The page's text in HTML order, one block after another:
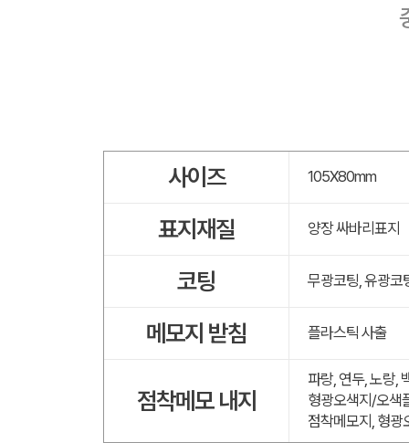
사이즈 105X80mm
표지재질 양장 싸바리표지
코팅 무광코팅, 유광코
메모지 받침 플라스틱 사출
점착메모 내지
파랑, 연두, 노랑,
형광오색지/오색
점착메모지, 형광